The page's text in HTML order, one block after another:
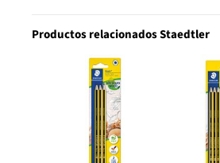
Productos relacionados Staedtler